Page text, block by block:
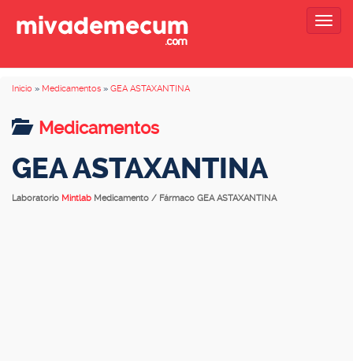
Inicio » Medicamentos » GEA ASTAXANTINA
Medicamentos
GEA ASTAXANTINA
Laboratorio Mintlab Medicamento / Fármaco GEA ASTAXANTINA